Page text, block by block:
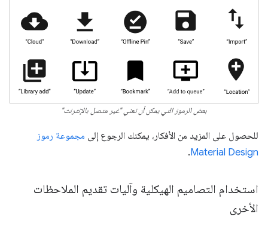
بعض الرموز التي يمكن أن تعني "غير متصل بالإنترنت"
للحصول على المزيد من الأفكار، يمكنك الرجوع إلى مجموعة رموز
Material Design
.
استخدام التصاميم الهيكلية وآليات تقديم الملاحظات
الأخرى